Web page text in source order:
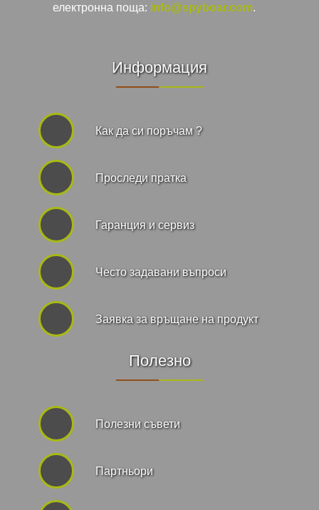
електронна поща: info@spyboar.com.
Информация
Как да си поръчам ?
Проследи пратка
Гаранция и сервиз
Често задавани въпроси
Заявка за връщане на продукт
Полезно
Полезни съвети
Партньори